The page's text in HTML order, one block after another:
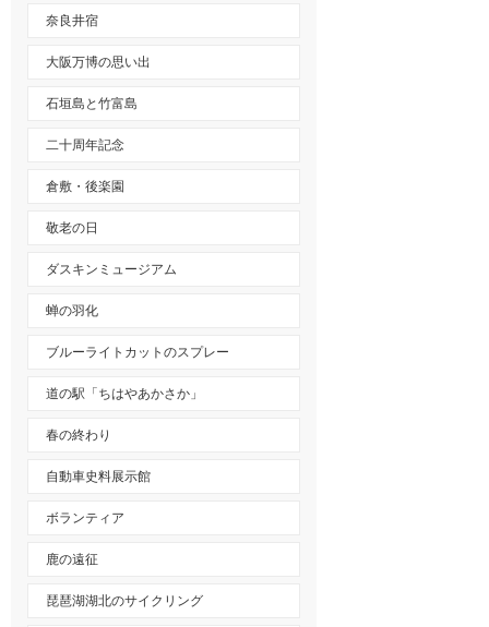
奈良井宿
大阪万博の思い出
石垣島と竹富島
二十周年記念
倉敷・後楽園
敬老の日
ダスキンミュージアム
蝉の羽化
ブルーライトカットのスプレー
道の駅「ちはやあかさか」
春の終わり
自動車史料展示館
ボランティア
鹿の遠征
琵琶湖湖北のサイクリング